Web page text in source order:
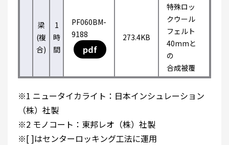
梁
(複
合)
1
時
間
PF060BM-
9188
pdf
273.4KB
特殊ロッ
クウール
フェルト
40mmと
の
合成被覆
※1 ニュータイカライト：日本インシュレーション
（株）社製
※2 モノコート：東邦レオ（株）社製
※[ ]はセンターロッキング工法に運用